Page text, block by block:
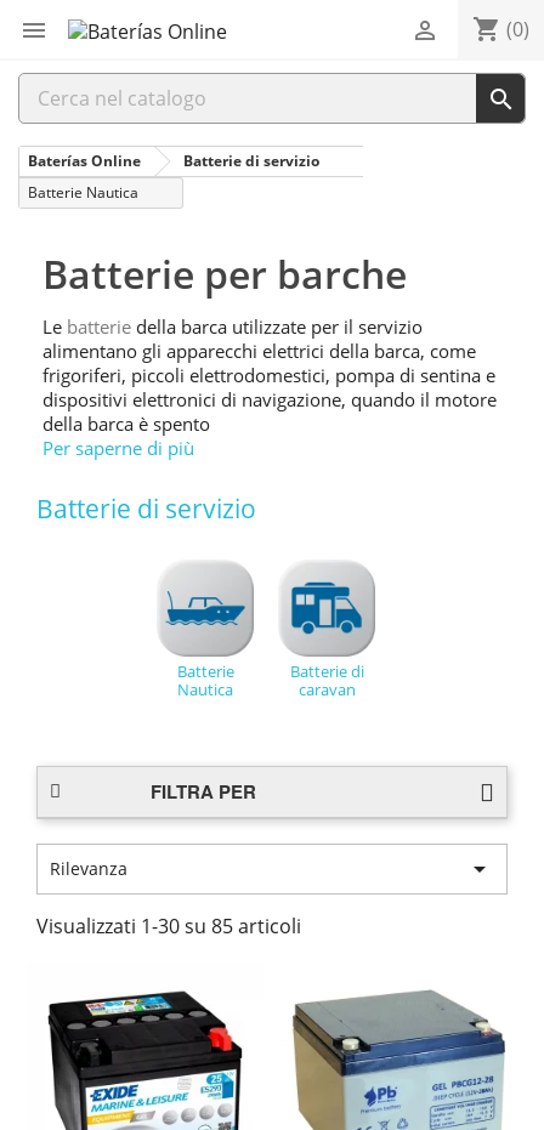
 shopping_cart (0)


Baterías Online
Batterie di servizio
Batterie Nautica
Batterie per barche
Le batterie della barca utilizzate per il servizio
alimentano gli apparecchi elettrici della barca, come
frigoriferi, piccoli elettrodomestici, pompa di sentina e
dispositivi elettronici di navigazione, quando il motore
della barca è spento
Per saperne di più
Batterie di servizio
Batterie
Nautica
Batterie di
caravan
FILTRA PER
Rilevanza 
Visualizzati 1-30 su 85 articoli